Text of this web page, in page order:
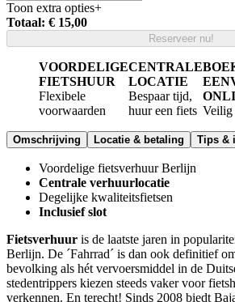
Toon extra opties+
Totaal: € 15,00
Reserveer nu!
VOORDELIGE
FIETSHUUR
Flexibele
voorwaarden
CENTRALE
LOCATIE
Bespaar tijd,
huur een fiets Veilig
Omschrijving Locatie & betaling Tips &
Voordelige fietsverhuur Berlijn
Centrale verhuurlocatie
Degelijke kwaliteitsfietsen
Inclusief slot
Fietsverhuur is de laatste jaren in
Berlijn. De ´Fahrrad´ is dan ook definitief
bevolking als hét vervoersmiddel in de
stedentrippers kiezen steeds vaker voor
verkennen. En terecht! Sinds 2008 biedt